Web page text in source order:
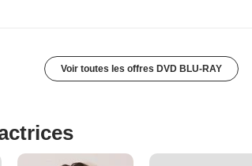
Voir toutes les offres DVD BLU-RAY